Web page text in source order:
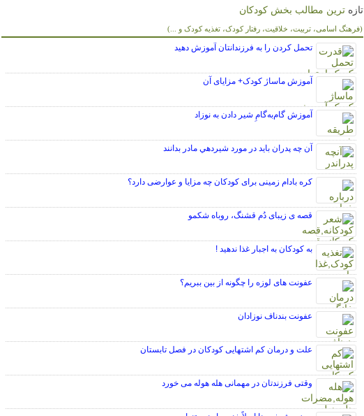
تازه ترین مطالب بخش کودکان
(فرهنگ اسامی، تربیت، خلاقیت، رفتار کودک، تغذیه کودک و ...)
سایر مطالب کودکان
تحمل کردن را به فرزندانتان آموزش دهید
آموزش ماساژ کودک+ مزایای آن
آموزش گام‌به‌گامِ شیر دادن به نوزاد
آن چه پدران بايد در مورد شيردهي مادر بدانند
کره بادام زمینی برای کودکان چه مزایا و عوارضی دارد؟
قصه ی زیبای دُم قشنگ، روباه شکمو
به کودکان به اجبار غذا ندهید !
عفونت های لوزه را چگونه از بین ببریم؟
عفونت بندناف نوزادان
علت و درمان کم اشتهایی کودکان در فصل تابستان
وقتی فرزندتان در مهمانی هله هوله می خورد